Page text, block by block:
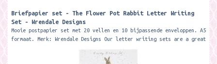
Briefpapier set - The Flower Pot Rabbit Letter Writing
Set - Wrendale Designs
Mooie postpapier set met 20 vellen en 10 bijpassende enveloppen. A5
formaat. Merk: Wrendale Designs Our letter writing sets are a great